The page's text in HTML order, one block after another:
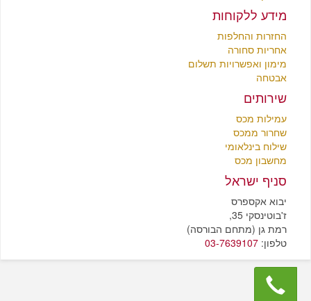
מידע ללקוחות
החזרות והחלפות
אחריות סחורה
מימון ואפשרויות תשלום
אבטחה
שירותים
עמילות מכס
שחרור ממכס
שילוח בינלאומי
מחשבון מכס
סניף ישראל
יבוא אקספרס
ז'בוטינסקי 35,
רמת גן (מתחם הבורסה)
טלפון:03-7639107